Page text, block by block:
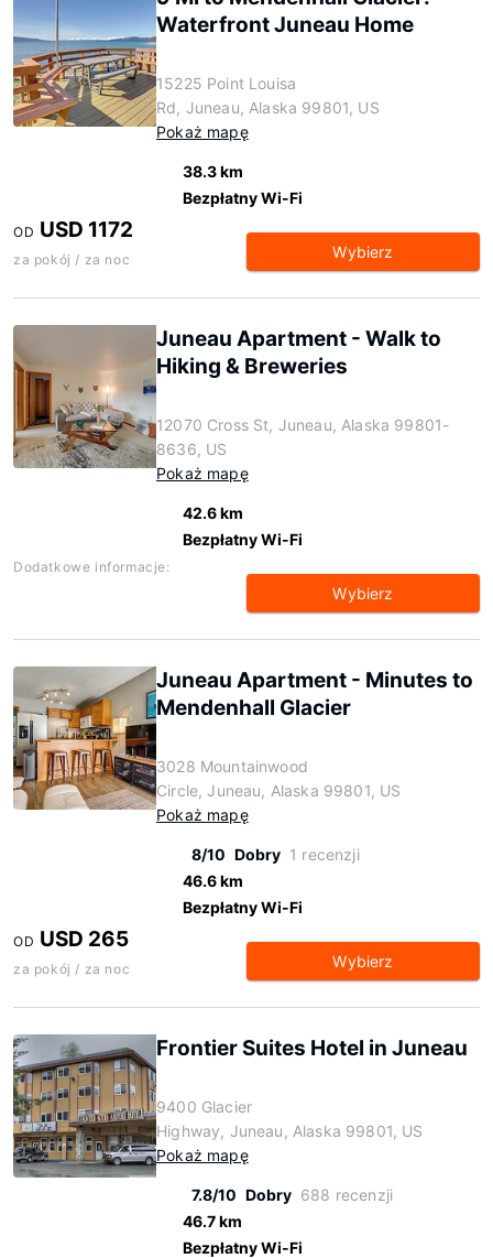
Waterfront Juneau Home
15225 Point Louisa
Rd, Juneau, Alaska 99801, US
Pokaż mapę
38.3 km
Bezpłatny Wi-Fi
OD USD 1172
za pokój / za noc Wybierz
Juneau Apartment - Walk to
Hiking & Breweries
12070 Cross St, Juneau, Alaska 99801-
8636, US
Pokaż mapę
42.6 km
Bezpłatny Wi-Fi
Dodatkowe informacje:
Wybierz
Juneau Apartment - Minutes to
Mendenhall Glacier
3028 Mountainwood
Circle, Juneau, Alaska 99801, US
Pokaż mapę
8/10 Dobry 1 recenzji
46.6 km
Bezpłatny Wi-Fi
OD USD 265
za pokój / za noc Wybierz
Frontier Suites Hotel in Juneau
9400 Glacier
Highway, Juneau, Alaska 99801, US
Pokaż mapę
7.8/10 Dobry 688 recenzji
46.7 km
Bezpłatny Wi-Fi